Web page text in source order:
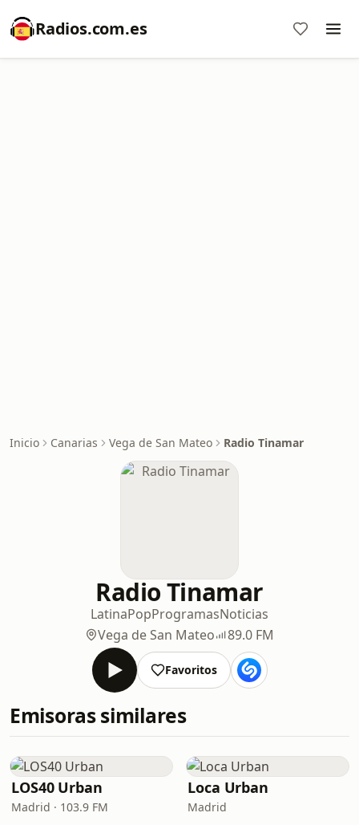
Radios.com.es
Inicio Canarias Vega de San Mateo Radio Tinamar
Radio Tinamar
LatinaPopProgramasNoticias
Vega de San Mateo
89.0 FM
Favoritos
Emisoras similares
LOS40 Urban
Madrid · 103.9 FM
Loca Urban
Madrid